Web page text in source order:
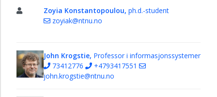
Zoyia Konstantopoulou, ph.d.-student
zoyiak@ntnu.no
John Krogstie, Professor i informasjonssystemer
73412776
+4793417551
john.krogstie@ntnu.no